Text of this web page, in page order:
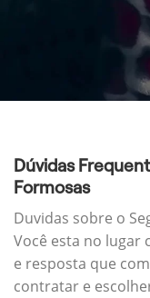
Dúvidas
Formosas
Duvidas sobre o
Você esta no lugar
e resposta que
contratar e